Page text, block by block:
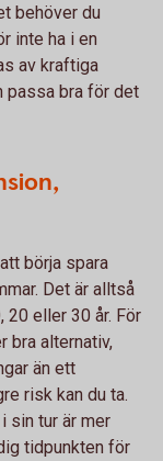
behöver du
inte ha i en
av kraftiga
passa bra för det
börja spara
Det är alltså
20 eller 30 år. För
bra alternativ,
än ett
risk kan du ta.
sin tur är mer
tidpunkten för